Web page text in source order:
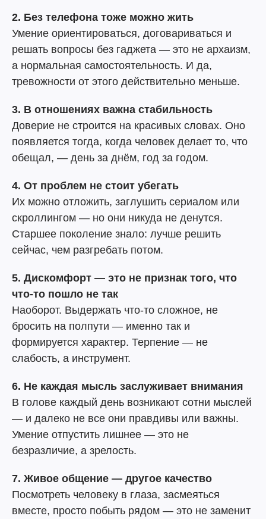
2. Без телефона тоже можно жить
Умение ориентироваться, договариваться и
решать вопросы без гаджета — это не архаизм,
а нормальная самостоятельность. И да,
тревожности от этого действительно меньше.
3. В отношениях важна стабильность
Доверие не строится на красивых словах. Оно
появляется тогда, когда человек делает то, что
обещал, — день за днём, год за годом.
4. От проблем не стоит убегать
Их можно отложить, заглушить сериалом или
скроллингом — но они никуда не денутся.
Старшее поколение знало: лучше решить
сейчас, чем разгребать потом.
5. Дискомфорт — это не признак того, что
что-то пошло не так
Наоборот. Выдержать что-то сложное, не
бросить на полпути — именно так и
формируется характер. Терпение — не
слабость, а инструмент.
6. Не каждая мысль заслуживает внимания
В голове каждый день возникают сотни мыслей
— и далеко не все они правдивы или важны.
Умение отпустить лишнее — это не
безразличие, а зрелость.
7. Живое общение — другое качество
Посмотреть человеку в глаза, засмеяться
вместе, просто побыть рядом — это не заменит